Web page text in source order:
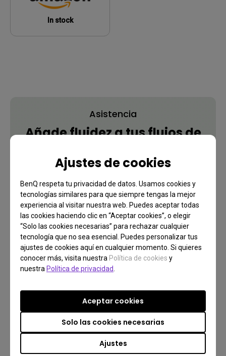
Ajustes de cookies
BenQ respeta tu privacidad de datos. Usamos cookies y
tecnologías similares para que siempre tengas la mejor
experiencia al visitar nuestra web. Puedes aceptar todas
las cookies haciendo clic en “Aceptar cookies”, o elegir
“Solo las cookies necesarias” para rechazar cualquier
tecnología que no sea esencial. Puedes personalizar tus
ajustes de cookies aquí en cualquier momento. Si quieres
conocer más, visita nuestra Política de cookies y
nuestra Política de privacidad
Ajustes
Solo las cookies necesarias
Aceptar cookies
In stock
Asistencia
Añade fluidez a tus flujos de
Más información